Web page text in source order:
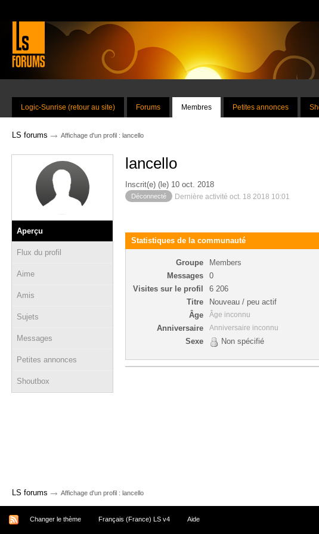
Logic-Sunrise (retour au site) Forums Membres Petites annonces
LS forums → Affichage d'un profil : lancello
Aperçu
Flux du profil
Aime
Amis
Sujets
Messages
Petites annonces
Shoutbox
lancello
Inscrit(e) (le) 10 oct. 2018
Déconnecté Dernière activité oct. 18 2018 10:01
Statistiques de la communauté
Groupe
Members
Messages
0
Visites sur le profil
6 206
Titre
Nouveau / peu actif
Âge
Âge inconnu
Anniversaire Anniversaire inconnu
Sexe Non spécifié
LS forums → Affichage d'un profil : lancello
Changer le thème Français (France) LS v4 Aide